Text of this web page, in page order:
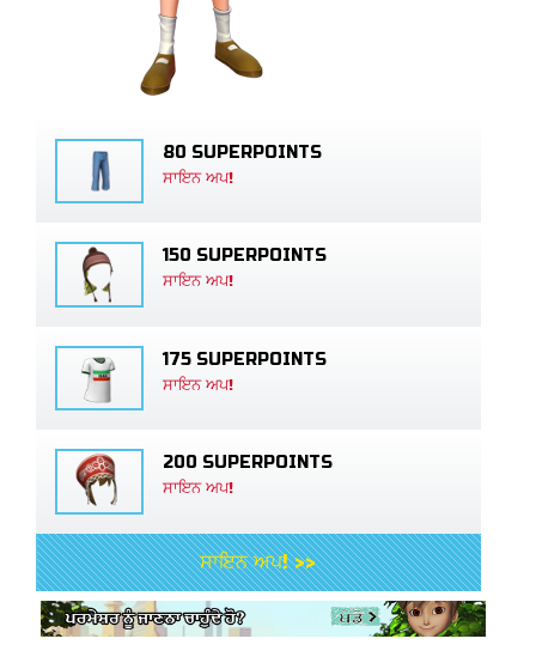
80 SUPERPOINTS
ਸਾਇਨ ਅਪ!
150 SUPERPOINTS
ਸਾਇਨ ਅਪ!
175 SUPERPOINTS
ਸਾਇਨ ਅਪ!
200 SUPERPOINTS
ਸਾਇਨ ਅਪ!
ਸਾਇਨ ਅਪ! >>